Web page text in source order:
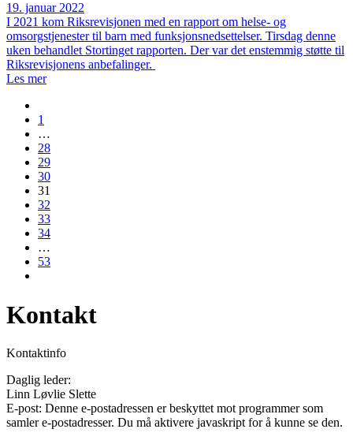
19. januar 2022
I 2021 kom Riksrevisjonen med en rapport om helse- og
omsorgstjenester til barn med funksjonsnedsettelser. Tirsdag denne
uken behandlet Stortinget rapporten. Der var det enstemmig støtte til
Riksrevisjonens anbefalinger.
Les mer
1
…
28
29
30
31
32
33
34
…
53
Kontakt
Kontaktinfo
Daglig leder:
Linn Løvlie Slette
E-post: Denne e-postadressen er beskyttet mot programmer som
samler e-postadresser. Du må aktivere javaskript for å kunne se den.